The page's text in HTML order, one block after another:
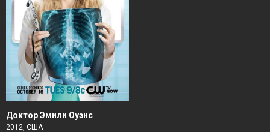
Доктор Эмили Оуэнс
2012, США